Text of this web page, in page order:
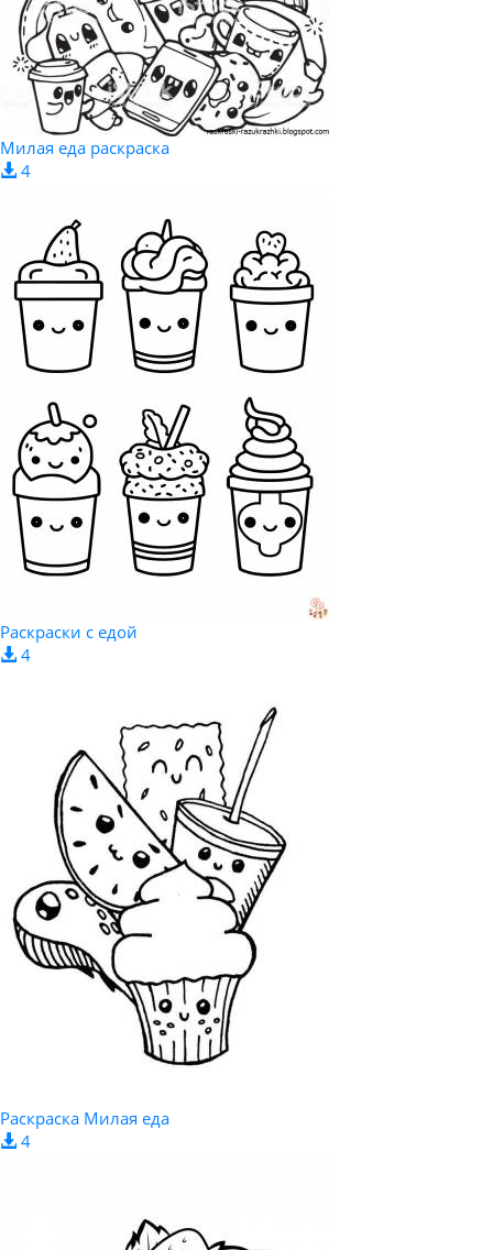
Милая еда раскраска
4
Раскраски с едой
4
Раскраска Милая еда
4